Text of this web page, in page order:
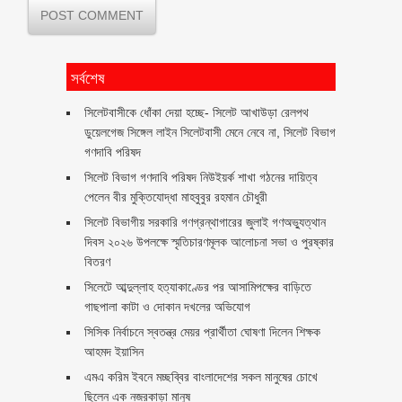
সর্বশেষ
‎সিলেটবাসীকে ধোঁকা দেয়া হচ্ছে- সিলেট আখাউড়া রেলপথ
ডুয়েলগেজ সিঙ্গেল লাইন সিলেটবাসী মেনে নেবে না, সিলেট বিভাগ
গণদাবি পরিষদ
সিলেট বিভাগ গণদাবি পরিষদ নিউইয়র্ক শাখা গঠনের দায়িত্ব
পেলেন বীর মুক্তিযোদ্ধা মাহবুবুর রহমান চৌধুরী ‎ ‎
সিলেট বিভাগীয় সরকারি গণগ্রন্থাগারের জুলাই গণঅভ্যুত্থান
দিবস ২০২৬ উপলক্ষে স্মৃতিচারণমূলক আলোচনা সভা ও পুরষ্কার
বিতরণ ‎ ‎
সিলেটে আব্দুল্লাহ হত্যাকাণ্ডের পর আসামিপক্ষের বাড়িতে
গাছপালা কাটা ও দোকান দখলের অভিযোগ
সিসিক নির্বাচনে স্বতন্ত্র মেয়র প্রার্থীতা ঘোষণা দিলেন শিক্ষক
আহমদ ইয়াসিন
এমএ করিম ইবনে মচ্ছব্বির বাংলাদেশের সকল মানুষের চোখে
ছিলেন এক নজরকাড়া মানুষ ‎